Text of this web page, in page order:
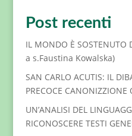
Post recenti
IL MONDO È SOSTENUTO
a s.Faustina Kowalska)
SAN CARLO ACUTIS: IL
PRECOCE CANONIZZIONE
UN’ANALISI DEL
RICONOSCERE TESTI